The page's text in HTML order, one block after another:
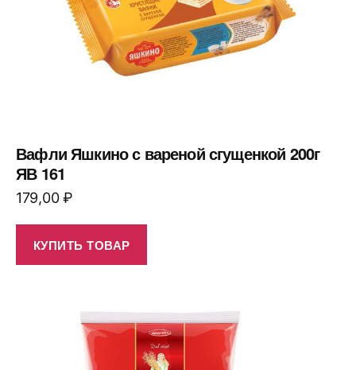
Вафли Яшкино с вареной сгущенкой 200г
ЯВ 161
179,00₽
КУПИТЬ ТОВАР